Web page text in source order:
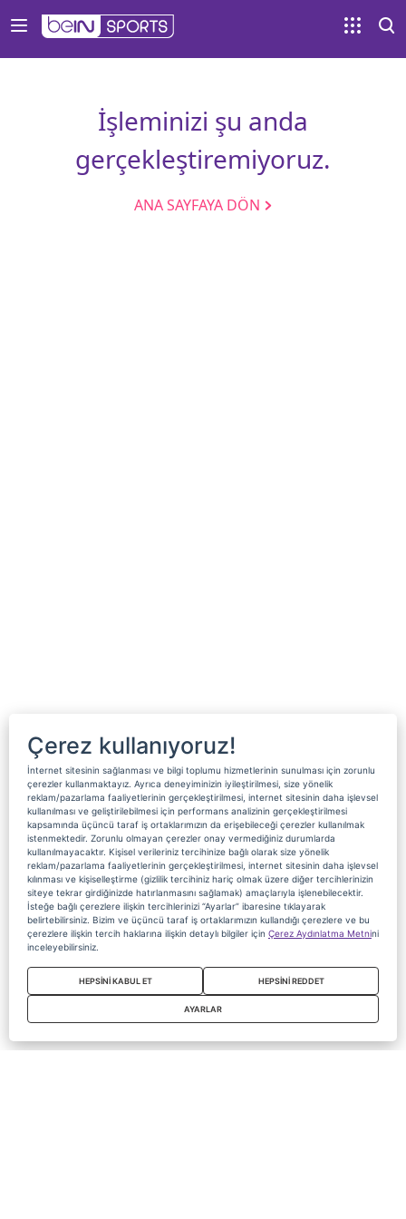
İşleminizi şu anda
gerçekleştiremiyoruz.
ANA SAYFAYA DÖN
Çerez kullanıyoruz!
İnternet sitesinin sağlanması ve bilgi toplumu hizmetlerinin sunulması için zorunlu
çerezler kullanmaktayız. Ayrıca deneyiminizin iyileştirilmesi, size yönelik
reklam/pazarlama faaliyetlerinin gerçekleştirilmesi, internet sitesinin daha işlevsel
kullanılması ve geliştirilebilmesi için performans analizinin gerçekleştirilmesi
kapsamında üçüncü taraf iş ortaklarımızın da erişebileceği çerezler kullanılmak
istenmektedir. Zorunlu olmayan çerezler onay vermediğiniz durumlarda
kullanılmayacaktır. Kişisel verileriniz tercihinize bağlı olarak size yönelik
reklam/pazarlama faaliyetlerinin gerçekleştirilmesi, internet sitesinin daha işlevsel
kılınması ve kişiselleştirme (gizlilik tercihiniz hariç olmak üzere diğer tercihlerinizin
siteye tekrar girdiğinizde hatırlanmasını sağlamak) amaçlarıyla işlenebilecektir.
İsteğe bağlı çerezlere ilişkin tercihlerinizi “Ayarlar” ibaresine tıklayarak
belirtebilirsiniz. Bizim ve üçüncü taraf iş ortaklarımızın kullandığı çerezlere ve bu
çerezlere ilişkin tercih haklarına ilişkin detaylı bilgiler için Çerez Aydınlatma Metnini
inceleyebilirsiniz.
HEPSİNİ KABUL ET HEPSİNİ REDDET
AYARLAR